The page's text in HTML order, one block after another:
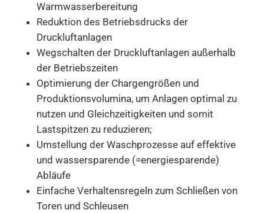
Warmwasserbereitung
Reduktion des Betriebsdrucks der
Druckluftanlagen
Wegschalten der Druckluftanlagen außerhalb
der Betriebszeiten
Optimierung der Chargengrößen und
Produktionsvolumina, um Anlagen optimal zu
nutzen und Gleichzeitigkeiten und somit
Lastspitzen zu reduzieren;
Umstellung der Waschprozesse auf effektive
und wassersparende (=energiesparende)
Abläufe
Einfache Verhaltensregeln zum Schließen von
Toren und Schleusen